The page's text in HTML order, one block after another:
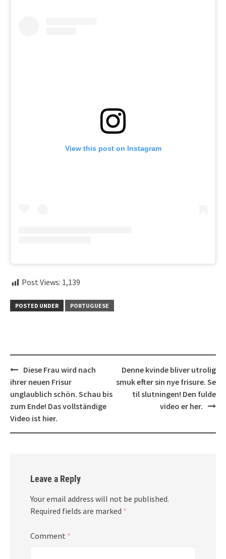
View this post on Instagram
Post Views: 1,139
POSTED UNDER PORTUGUESE
Post
navigation
Diese Frau wird nach
ihrer neuen Frisur
unglaublich schön. Schau bis
zum Ende! Das vollständige
Video ist hier.
Denne kvinde bliver utrolig
smuk efter sin nye frisure. Se
til slutningen! Den fulde
video er her.
Leave a Reply
Your email address will not be published.
Required fields are marked *
Comment *